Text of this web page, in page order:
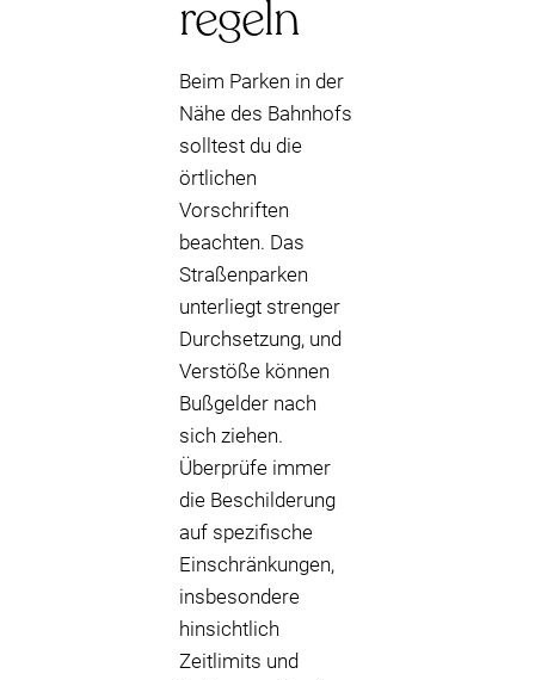
regeln
Beim Parken in der
Nähe des Bahnhofs
solltest du die
örtlichen
Vorschriften
beachten. Das
Straßenparken
unterliegt strenger
Durchsetzung, und
Verstöße können
Bußgelder nach
sich ziehen.
Überprüfe immer
die Beschilderung
auf spezifische
Einschränkungen,
insbesondere
hinsichtlich
Zeitlimits und